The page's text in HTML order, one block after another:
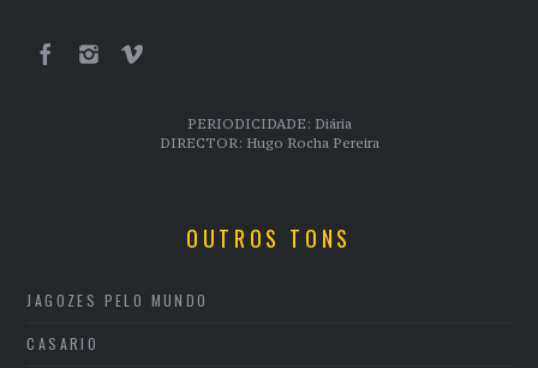
PERIODICIDADE: Diária
DIRECTOR: Hugo Rocha Pereira
OUTROS TONS
JAGOZES PELO MUNDO
CASARIO